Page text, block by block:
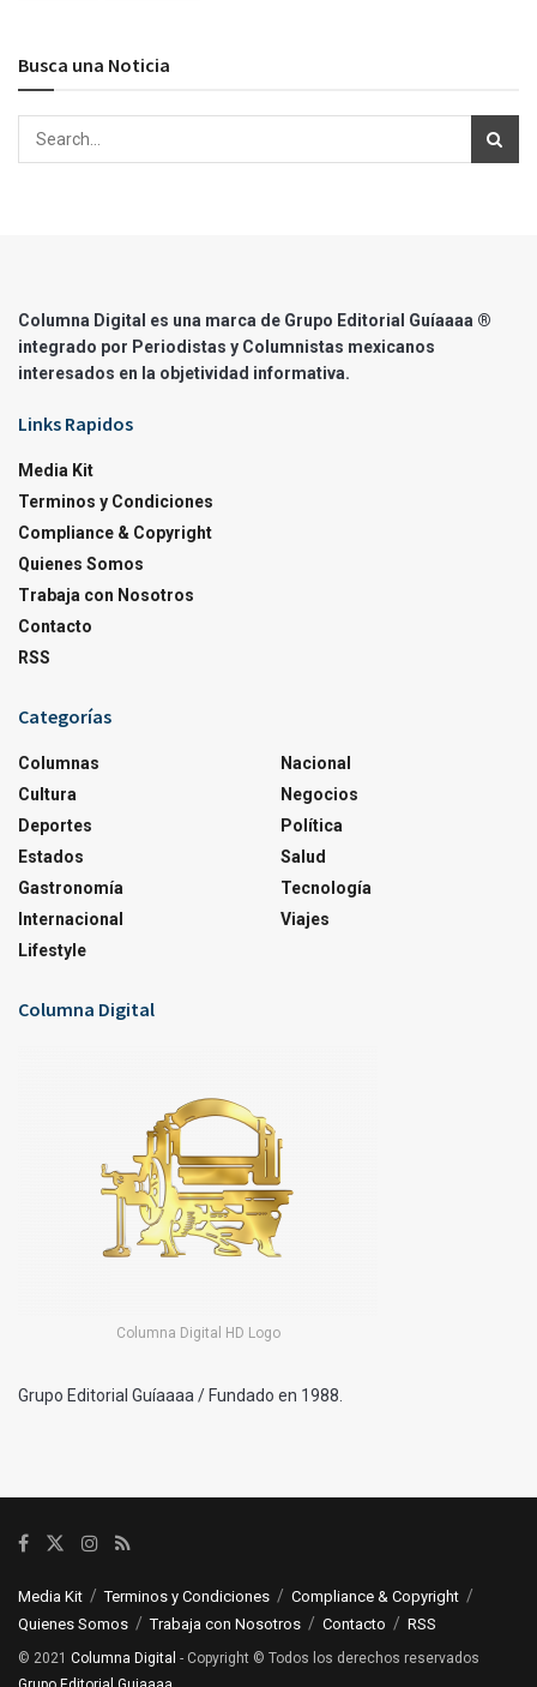
Busca una Noticia
Columna Digital es una marca de Grupo Editorial Guíaaaa ®
integrado por Periodistas y Columnistas mexicanos
interesados en la objetividad informativa.
Links Rapidos
Media Kit
Terminos y Condiciones
Compliance & Copyright
Quienes Somos
Trabaja con Nosotros
Contacto
RSS
Categorías
Columnas
Cultura
Deportes
Estados
Gastronomía
Internacional
Lifestyle
Nacional
Negocios
Política
Salud
Tecnología
Viajes
Columna Digital
Columna Digital HD Logo
Grupo Editorial Guíaaaa / Fundado en 1988.
Media Kit Terminos y Condiciones
Compliance & Copyright
Quienes Somos
Trabaja con Nosotros Contacto RSS
© 2021 Columna Digital - Copyright © Todos los derechos reservados